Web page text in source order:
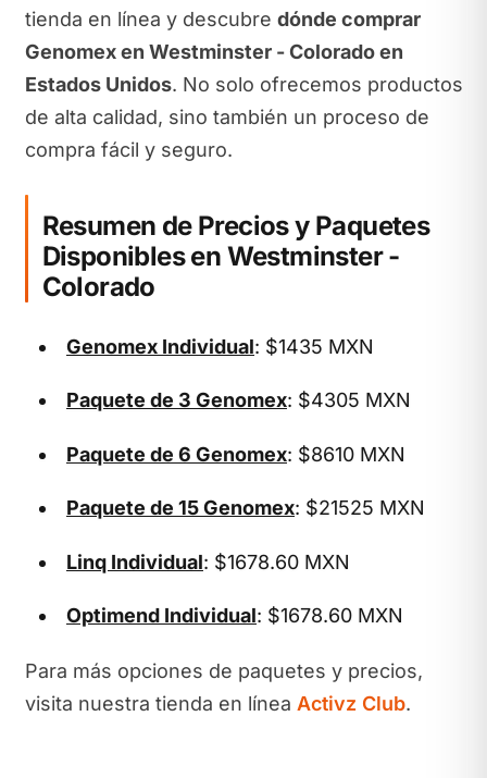
tienda en línea y descubre dónde comprar
Genomex en Westminster - Colorado en
Estados Unidos. No solo ofrecemos productos
de alta calidad, sino también un proceso de
compra fácil y seguro.
Resumen de Precios y Paquetes
Disponibles en Westminster -
Colorado
Genomex Individual: $1435 MXN
Paquete de 3 Genomex: $4305 MXN
Paquete de 6 Genomex: $8610 MXN
Paquete de 15 Genomex: $21525 MXN
Linq Individual: $1678.60 MXN
Optimend Individual: $1678.60 MXN
Para más opciones de paquetes y precios,
visita nuestra tienda en línea Activz Club.